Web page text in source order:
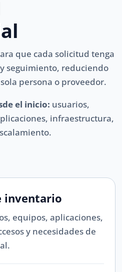
que cada solicitud tenga
seguimiento, reduciendo
persona o proveedor.
el inicio: usuarios,
infraestructura,
inventario
equipos, aplicaciones,
y necesidades de